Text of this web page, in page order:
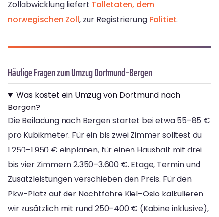
Zollabwicklung liefert Tolletaten, dem
norwegischen Zoll, zur Registrierung Politiet.
Häufige Fragen zum Umzug Dortmund–Bergen
Was kostet ein Umzug von Dortmund nach
Bergen?
Die Beiladung nach Bergen startet bei etwa 55–85 €
pro Kubikmeter. Für ein bis zwei Zimmer solltest du
1.250–1.950 € einplanen, für einen Haushalt mit drei
bis vier Zimmern 2.350–3.600 €. Etage, Termin und
Zusatzleistungen verschieben den Preis. Für den
Pkw-Platz auf der Nachtfähre Kiel–Oslo kalkulieren
wir zusätzlich mit rund 250–400 € (Kabine inklusive),